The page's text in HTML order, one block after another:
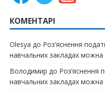
КОМЕНТАРІ
Olesya до Роз’яснення
навчальних закладах
Володимир до Роз’яснення
навчальних закладах